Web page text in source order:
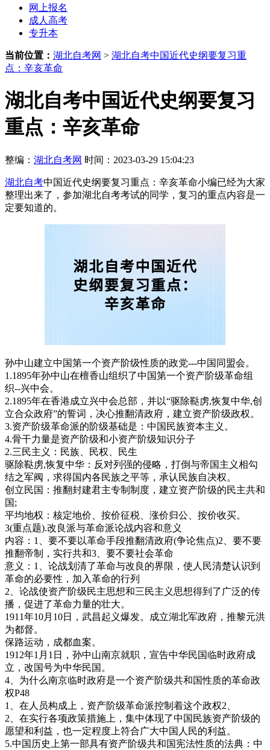
网上报名
成人高考
专升本
当前位置： 湖北自考网 > 湖北自考中国近代史纲要复习重
点：辛亥革命
湖北自考中国近代史纲要复习
重点：辛亥革命
整编： 湖北自考网 时间：2023-03-29 15:04:23
湖北自考中国近代史纲要复习重点：辛亥革命小编已经为大家
整理出来了，参加湖北自考考试的同学，复习的重点内容是一
定要知道的。
孙中山建立中国第一个资产阶级性质的政党---中国同盟会。
1.1895年孙中山在檀香山组织了中国第一个资产阶级革命组
织--兴中会。
2.1895年在香港成立兴中会总部，并以“驱除鞑虏,恢复中华,创
立合众政府”的誓词，决心推翻清政府，建立资产阶级政权。
3.资产阶级革命派的阶级基础是：中国民族资本主义。
4.骨干力量是资产阶级和小资产阶级知识分子
2.三民主义：民族、民权、民生
驱除鞑虏,恢复中华：反对列强的侵略，打倒与帝国主义相勾
结之军阀，求得国内各民族之平等，承认民族自决权。
创立民国：推翻封建君主专制制度，建立资产阶级的民主共和
国;
平均地权：核定地价、按价征税、涨价归公、按价收买。
3(重点题).改良派与革命派论战内容和意义
内容：1、要不要以革命手段推翻清政府(争论焦点)2、要不要
推翻帝制，实行共和3、要不要社会革命
意义：1、论战划清了革命与改良的界限，使人民清楚认识到
革命的必要性，加入革命的行列
2、论战使资产阶级民主思想和三民主义思想得到了广泛的传
播，促进了革命力量的壮大。
1911年10月10日，武昌起义爆发。成立湖北军政府，推黎元洪
为都督。
保路运动，成都血案。
1912年1月1日，孙中山南京就职，宣告中华民国临时政府成
立，改国号为中华民国。
4、为什么南京临时政府是一个资产阶级共和国性质的革命政
权P48
1、在人员构成上，资产阶级革命派控制着这个政权2、
2、在实行各项政策措施上，集中体现了中国民族资产阶级的
愿望和利益，也一定程度上符合广大中国人民的利益。
5.中国历史上第一部具有资产阶级共和国宪法性质的法典：中